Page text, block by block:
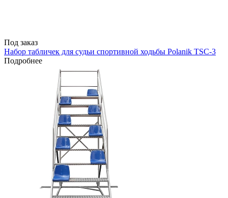
Под заказ
Набор табличек для судьи спортивной ходьбы Polanik TSC-3
Подробнее